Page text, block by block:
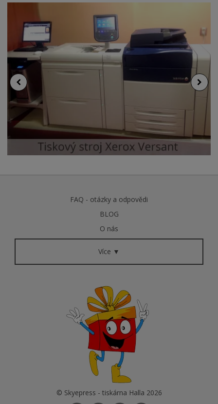
FAQ - otázky a odpovědi
BLOG
O nás
Více ▼
© Skyepress - tiskárna Halla 2026